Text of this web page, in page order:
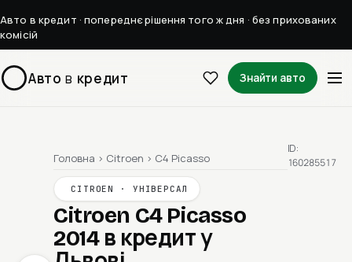
Авто в кредит · попереднє рішення того ж дня · без прихованих
комісій
Авто в кредит Знайти авто
Головна › Citroen › C4 Picasso
CITROEN · УНІВЕРСАЛ
Citroen C4 Picasso
2014 в кредит у
ID:
160285517